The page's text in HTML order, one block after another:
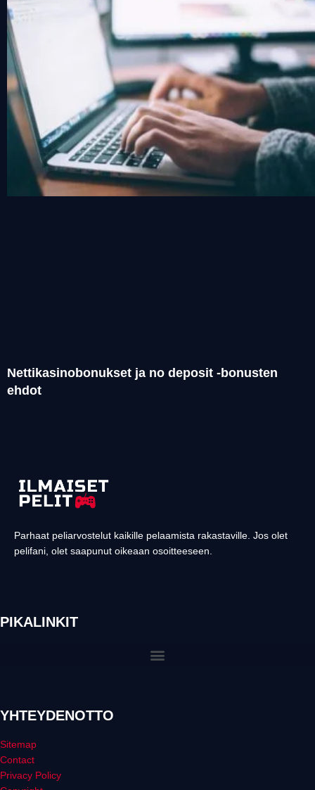
Nettikasinobonukset ja no deposit -bonusten
ehdot
Parhaat peliarvostelut kaikille pelaamista rakastaville. Jos olet
pelifani, olet saapunut oikeaan osoitteeseen.
PIKALINKIT
YHTEYDENOTTO
Sitemap
Contact
Privacy Policy